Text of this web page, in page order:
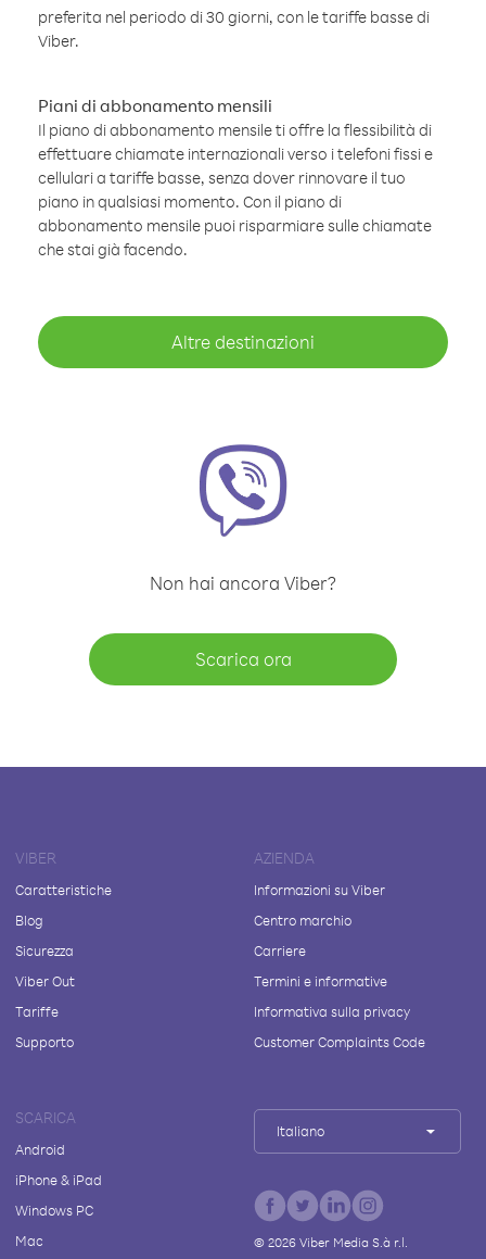
preferita nel periodo di 30 giorni, con le tariffe basse di
Viber.
Piani di abbonamento mensili
Il piano di abbonamento mensile ti offre la flessibilità di
effettuare chiamate internazionali verso i telefoni fissi e
cellulari a tariffe basse, senza dover rinnovare il tuo
piano in qualsiasi momento. Con il piano di
abbonamento mensile puoi risparmiare sulle chiamate
che stai già facendo.
Altre destinazioni
Non hai ancora Viber?
Scarica ora
VIBER
Caratteristiche
Blog
Sicurezza
Viber Out
Tariffe
Supporto
AZIENDA
Informazioni su Viber
Centro marchio
Carriere
Termini e informative
Informativa sulla privacy
Customer Complaints Code
SCARICA
Android
iPhone & iPad
Windows PC
Mac
Italiano
© 2026Viber Media S.à r.l.